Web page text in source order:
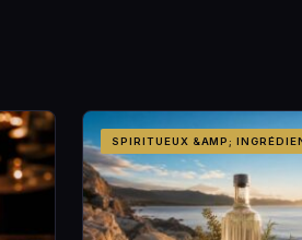
SPIRITUEUX &AMP;